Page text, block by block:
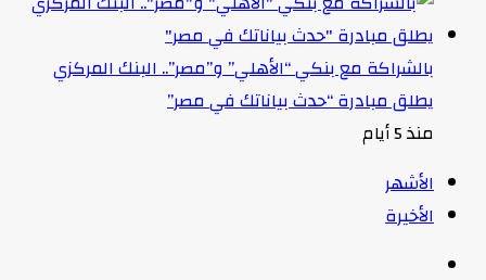
بالشراكة مع بنكي “الأهلي” و”مصر”.. البنك المركزي
يطلق مبادرة “حدث بياناتك في مصر”
منذ 5 أيام
الأشهر
الأخيرة